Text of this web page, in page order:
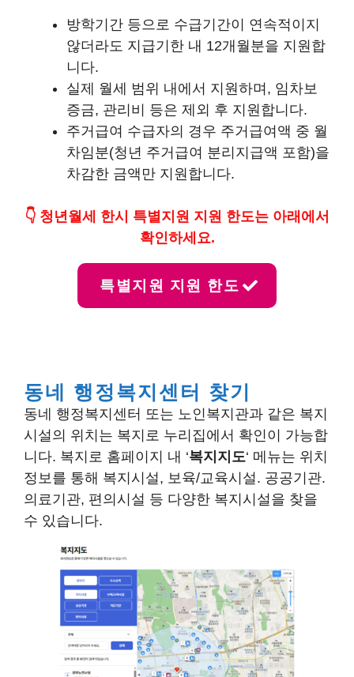
방학기간 등으로 수급기간이 연속적이지
않더라도 지급기한 내 12개월분을 지원합
니다.
실제 월세 범위 내에서 지원하며, 임차보
증금, 관리비 등은 제외 후 지원합니다.
주거급여 수급자의 경우 주거급여액 중 월
차임분(청년 주거급여 분리지급액 포함)을
차감한 금액만 지원합니다.
👇 청년월세 한시 특별지원 지원 한도는 아래에서
확인하세요.
특별지원 지원 한도
동네 행정복지센터 찾기
동네 행정복지센터 또는 노인복지관과 같은 복지
시설의 위치는 복지로 누리집에서 확인이 가능합
니다. 복지로 홈페이지 내 ‘복지지도‘ 메뉴는 위치
정보를 통해 복지시설, 보육/교육시설. 공공기관.
의료기관, 편의시설 등 다양한 복지시설을 찾을
수 있습니다.